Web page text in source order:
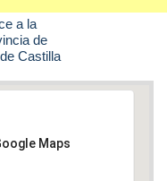
a la
de
Castilla
Maps